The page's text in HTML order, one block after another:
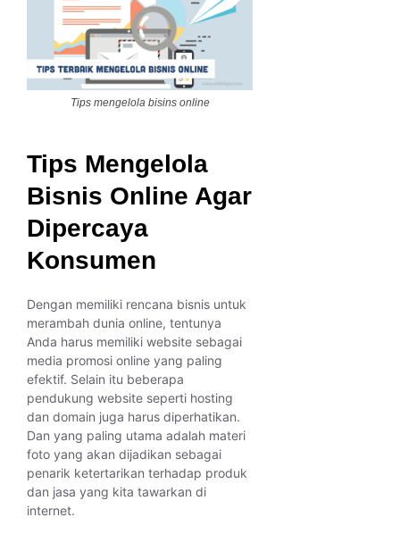
Tips mengelola bisins online
Tips Mengelola
Bisnis Online Agar
Dipercaya
Konsumen
Dengan memiliki rencana bisnis untuk
merambah dunia online, tentunya
Anda harus memiliki website sebagai
media promosi online yang paling
efektif. Selain itu beberapa
pendukung website seperti hosting
dan domain juga harus diperhatikan.
Dan yang paling utama adalah materi
foto yang akan dijadikan sebagai
penarik ketertarikan terhadap produk
dan jasa yang kita tawarkan di
internet.